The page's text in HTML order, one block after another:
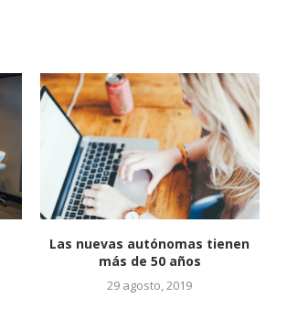
Las nuevas autónomas tienen
más de 50 años
29 agosto, 2019